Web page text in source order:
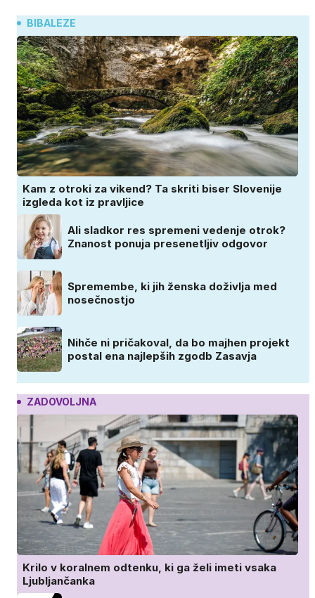
BIBALEZE
Kam z otroki za vikend? Ta skriti biser Slovenije
izgleda kot iz pravljice
Ali sladkor res spremeni vedenje otrok?
Znanost ponuja presenetljiv odgovor
Spremembe, ki jih ženska doživlja med
nosečnostjo
Nihče ni pričakoval, da bo majhen projekt
postal ena najlepših zgodb Zasavja
ZADOVOLJNA
Krilo v koralnem odtenku, ki ga želi imeti vsaka
Ljubljančanka